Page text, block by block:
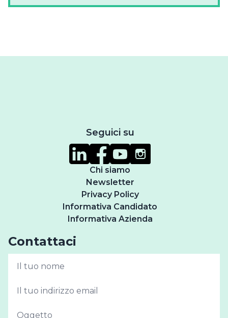
Seguici su
Chi siamo
Newsletter
Privacy Policy
Informativa Candidato
Informativa Azienda
Contattaci